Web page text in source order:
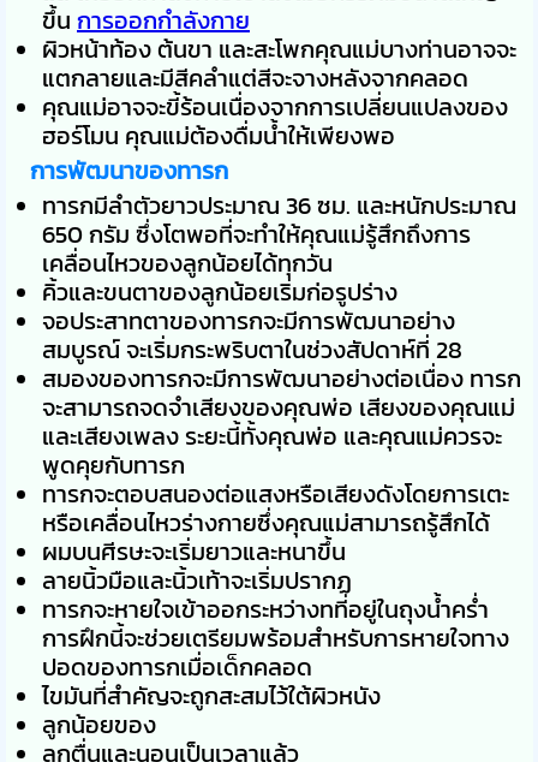
ขึ้น การออกกำลังกาย
ผิวหน้าท้อง ต้นขา และสะโพกคุณแม่บางท่านอาจจะ
แตกลายและมีสีคลำแต่สีจะจางหลังจากคลอด
คุณแม่อาจจะขี้ร้อนเนื่องจากการเปลี่ยนแปลงของ
ฮอร์โมน คุณแม่ต้องดื่มน้ำให้เพียงพอ
การพัฒนาของทารก
ทารกมีลำตัวยาวประมาณ 36 ซม. และหนักประมาณ
650 กรัม ซึ่งโตพอที่จะทำให้คุณแม่รู้สึกถึงการ
เคลื่อนไหวของลูกน้อยได้ทุกวัน
คิ้วและขนตาของลูกน้อยเริ่มก่อรูปร่าง
จอประสาทตาของทารกจะมีการพัฒนาอย่าง
สมบูรณ์ จะเริ่มกระพริบตาในช่วงสัปดาห์ที่ 28
สมองของทารกจะมีการพัฒนาอย่างต่อเนื่อง ทารก
จะสามารถจดจำเสียงของคุณพ่อ เสียงของคุณแม่
และเสียงเพลง ระยะนี้ทั้งคุณพ่อ และคุณแม่ควรจะ
พูดคุยกับทารก
ทารกจะตอบสนองต่อแสงหรือเสียงดังโดยการเตะ
หรือเคลื่อนไหวร่างกายซึ่งคุณแม่สามารถรู้สึกได้
ผมบนศีรษะจะเริ่มยาวและหนาขึ้น
ลายนิ้วมือและนิ้วเท้าจะเริ่มปรากฏ
ทารกจะหายใจเข้าออกระหว่างทที่อยู่ในถุงน้ำคร่ำ
การฝึกนี้จะช่วยเตรียมพร้อมสำหรับการหายใจทาง
ปอดของทารกเมื่อเด็กคลอด
ไขมันที่สำคัญจะถูกสะสมไว้ใต้ผิวหนัง
ลูกน้อยของ
ลูกตื่นและนอนเป็นเวลาแล้ว